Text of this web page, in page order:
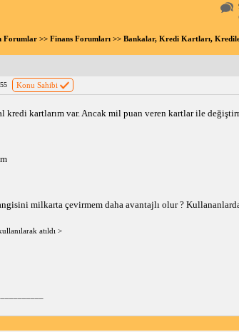
Forumlar>> Finans Forumları>> Bankalar, Kredi Kartları,
Konu Sahibi
kredi kartlarım var. Ancak mil puan veren kartlar ile
milkarta çevirmem daha avantajlı olur ?
atıldı >